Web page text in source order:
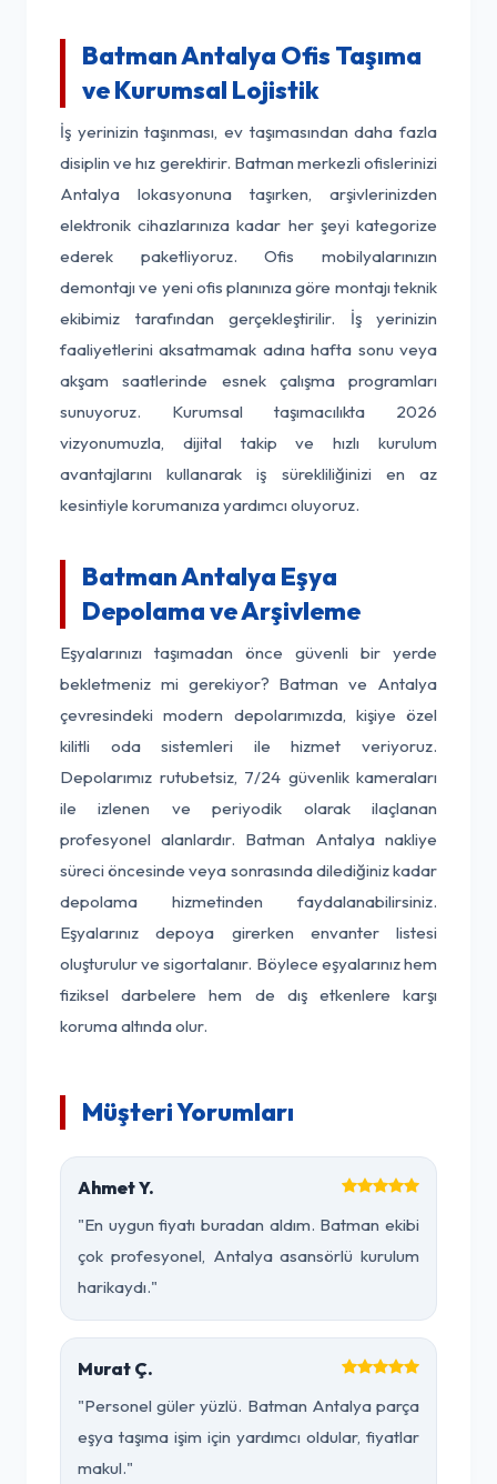
Batman Antalya Ofis Taşıma
ve Kurumsal Lojistik
İş yerinizin taşınması, ev taşımasından daha fazla
disiplin ve hız gerektirir. Batman merkezli ofislerinizi
Antalya lokasyonuna taşırken, arşivlerinizden
elektronik cihazlarınıza kadar her şeyi kategorize
ederek paketliyoruz. Ofis mobilyalarınızın
demontajı ve yeni ofis planınıza göre montajı teknik
ekibimiz tarafından gerçekleştirilir. İş yerinizin
faaliyetlerini aksatmamak adına hafta sonu veya
akşam saatlerinde esnek çalışma programları
sunuyoruz. Kurumsal taşımacılıkta 2026
vizyonumuzla, dijital takip ve hızlı kurulum
avantajlarını kullanarak iş sürekliliğinizi en az
kesintiyle korumanıza yardımcı oluyoruz.
Batman Antalya Eşya
Depolama ve Arşivleme
Eşyalarınızı taşımadan önce güvenli bir yerde
bekletmeniz mi gerekiyor? Batman ve Antalya
çevresindeki modern depolarımızda, kişiye özel
kilitli oda sistemleri ile hizmet veriyoruz.
Depolarımız rutubetsiz, 7/24 güvenlik kameraları
ile izlenen ve periyodik olarak ilaçlanan
profesyonel alanlardır. Batman Antalya nakliye
süreci öncesinde veya sonrasında dilediğiniz kadar
depolama hizmetinden faydalanabilirsiniz.
Eşyalarınız depoya girerken envanter listesi
oluşturulur ve sigortalanır. Böylece eşyalarınız hem
fiziksel darbelere hem de dış etkenlere karşı
koruma altında olur.
Müşteri Yorumları
Ahmet Y.
"En uygun fiyatı buradan aldım. Batman ekibi
çok profesyonel, Antalya asansörlü kurulum
harikaydı."
Murat Ç.
"Personel güler yüzlü. Batman Antalya parça
eşya taşıma işim için yardımcı oldular, fiyatlar
makul."